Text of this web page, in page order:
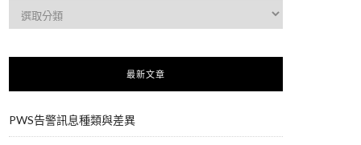
最新文章
PWS告警訊息種類與差異